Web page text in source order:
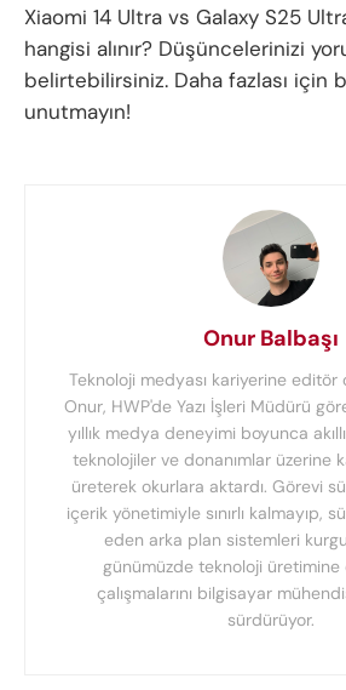
Xiaomi 14 Ultra vs Galaxy S25
hangisi alınır? Düşüncelerinizi
belirtebilirsiniz. Daha fazlası için
unutmayın!
Onur Balbaşı
Teknoloji medyası kariyerine editör
Onur, HWP'de Yazı İşleri Müdürü
yıllık medya deneyimi boyunca
teknolojiler ve donanımlar üzerine
üreterek okurlara aktardı. Görevi
içerik yönetimiyle sınırlı kalmayıp,
eden arka plan sistemleri
günümüzde teknoloji üretimine
çalışmalarını bilgisayar
sürdürüyor.